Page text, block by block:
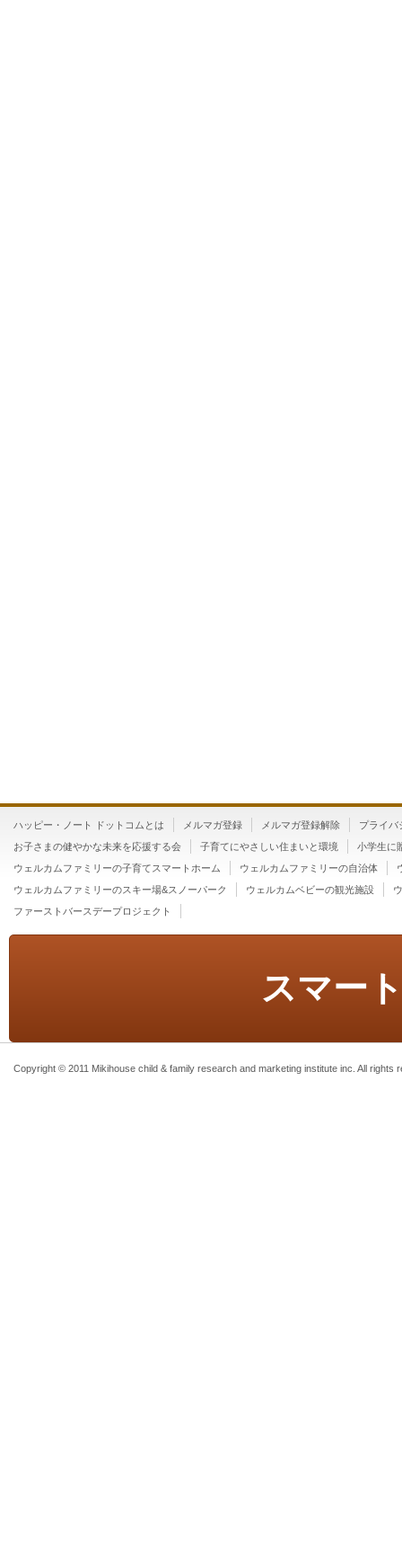
ハッピー・ノート ドットコムとは メルマガ登録 メルマガ登録解除
プライバ
お子さまの健やかな未来を応援する会
子育てにやさしい住まいと環境
小学生に
ウェルカムファミリーの子育てスマートホーム
ウェルカムファミリーの自治体
ウェルカムファミリーのスキー場&スノーパーク
ウェルカムベビーの観光施設
ファーストバースデープロジェクト
スマー
Copyright © 2011 Mikihouse child & family research and marketing institute inc. All rights